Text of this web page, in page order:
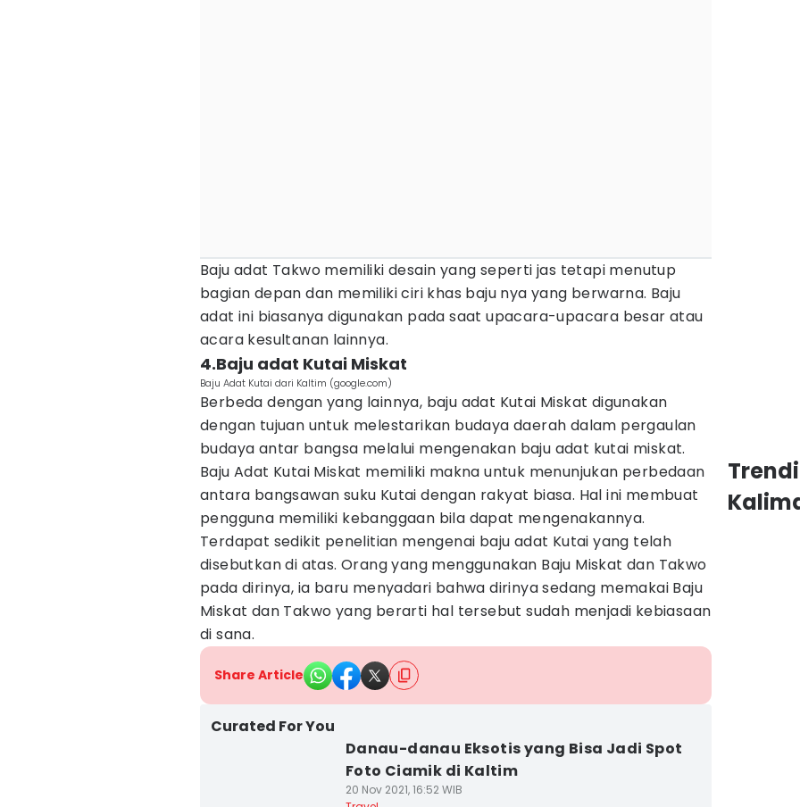
Baju adat Takwo memiliki desain yang seperti jas tetapi menutup
bagian depan dan memiliki ciri khas baju nya yang berwarna. Baju
adat ini biasanya digunakan pada saat upacara-upacara besar atau
acara kesultanan lainnya.
4.Baju adat Kutai Miskat
Baju Adat Kutai dari Kaltim (google.com)
Berbeda dengan yang lainnya, baju adat Kutai Miskat digunakan
dengan tujuan untuk melestarikan budaya daerah dalam pergaulan
budaya antar bangsa melalui mengenakan baju adat kutai miskat.
Baju Adat Kutai Miskat memiliki makna untuk menunjukan perbedaan
antara bangsawan suku Kutai dengan rakyat biasa. Hal ini membuat
pengguna memiliki kebanggaan bila dapat mengenakannya.
Terdapat sedikit penelitian mengenai baju adat Kutai yang telah
disebutkan di atas. Orang yang menggunakan Baju Miskat dan Takwo
pada dirinya, ia baru menyadari bahwa dirinya sedang memakai Baju
Miskat dan Takwo yang berarti hal tersebut sudah menjadi kebiasaan
di sana.
Share Article
Curated For You
Danau-danau Eksotis yang Bisa Jadi Spot
Foto Ciamik di Kaltim
20 Nov 2021, 16:52 WIB